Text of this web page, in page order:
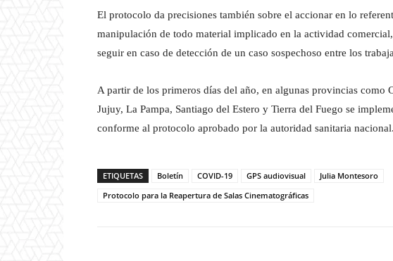
El protocolo da precisiones también sobre el accionar en lo
manipulación de todo material implicado en la actividad
seguir en caso de detección de un caso sospechoso entre los
A partir de los primeros días del año, en algunas provincias como
Jujuy, La Pampa, Santiago del Estero y Tierra del Fuego se
conforme al protocolo aprobado por la autoridad sanitaria nacional.
ETIQUETAS Boletín COVID-19 GPS audiovisual
Julia Montesoro
Protocolo para la Reapertura de Salas Cinematográficas